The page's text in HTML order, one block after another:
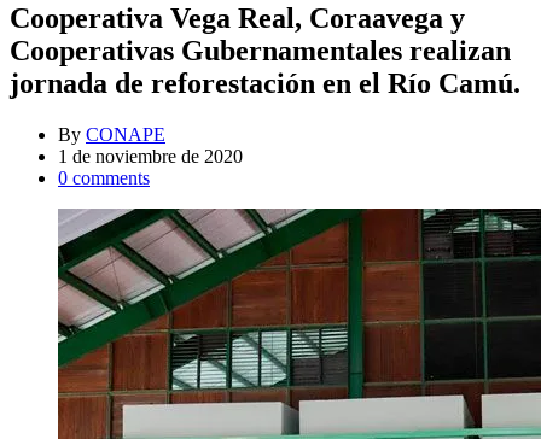
Cooperativa Vega Real, Coraavega y
Cooperativas Gubernamentales realizan
jornada de reforestación en el Río Camú.
By CONAPE
1 de noviembre de 2020
0 comments